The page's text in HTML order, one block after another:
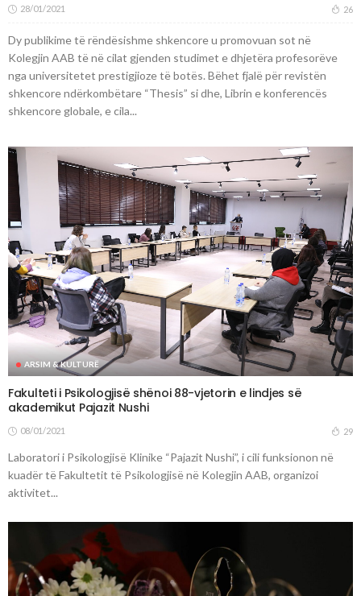
28/01/2021 26
Dy publikime të rëndësishme shkencore u promovuan sot në
Kolegjin AAB të në cilat gjenden studimet e dhjetëra profesorëve
nga universitetet prestigjioze të botës. Bëhet fjalë për revistën
shkencore ndërkombëtare “Thesis” si dhe, Librin e konferencës
shkencore globale, e cila...
ARSIM & KULTURË
Fakulteti i Psikologjisë shënoi 88-vjetorin e lindjes së
akademikut Pajazit Nushi
08/01/2021 29
Laboratori i Psikologjisë Klinike “Pajazit Nushi”, i cili funksionon në
kuadër të Fakultetit të Psikologjisë në Kolegjin AAB, organizoi
aktivitet...